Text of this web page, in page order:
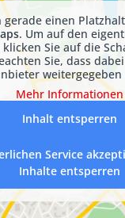
gerade einen
. Um auf den
Sie auf die
Sie, dass
weitergegeben
Mehr Informationen
Inhalt entsperren
Service
Inhalte entsperren